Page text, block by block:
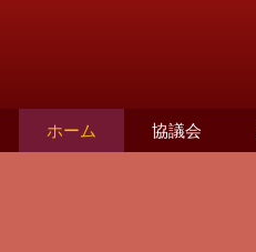
ホーム 協議会